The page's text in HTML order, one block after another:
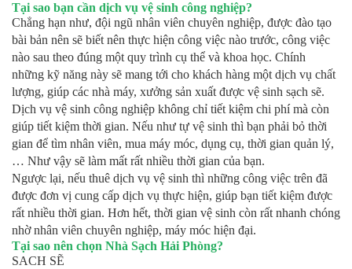
Tại sao bạn cần dịch vụ vệ sinh công nghiệp?
Chẳng hạn như, đội ngũ nhân viên chuyên nghiệp, được đào tạo
bài bản nên sẽ biết nên thực hiện công việc nào trước, công việc
nào sau theo đúng một quy trình cụ thể và khoa học. Chính
những kỹ năng này sẽ mang tới cho khách hàng một dịch vụ chất
lượng, giúp các nhà máy, xưởng sản xuất được vệ sinh sạch sẽ.
Dịch vụ vệ sinh công nghiệp không chỉ tiết kiệm chi phí mà còn
giúp tiết kiệm thời gian. Nếu như tự vệ sinh thì bạn phải bỏ thời
gian để tìm nhân viên, mua máy móc, dụng cụ, thời gian quản lý,
… Như vậy sẽ làm mất rất nhiều thời gian của bạn.
Ngược lại, nếu thuê dịch vụ vệ sinh thì những công việc trên đã
được đơn vị cung cấp dịch vụ thực hiện, giúp bạn tiết kiệm được
rất nhiều thời gian. Hơn hết, thời gian vệ sinh còn rất nhanh chóng
nhờ nhân viên chuyên nghiệp, máy móc hiện đại.
Tại sao nên chọn Nhà Sạch Hải Phòng?
SACH SẼ